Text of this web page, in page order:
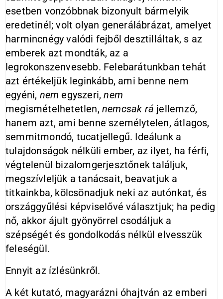
esetben vonzóbbnak bizonyult bármelyik
eredetinél; volt olyan generálábrázat, amelyet
harmincnégy valódi fejből desztilláltak, s az
emberek azt mondták, az a
legrokonszenvesebb. Felebarátunkban tehát
azt értékeljük leginkább, ami benne nem
egyéni, nem egyszeri,nem
megismételhetetlen, nemcsak rá jellemző,
hanem azt, ami benne személytelen, átlagos,
semmitmondó, tucatjellegű. Ideálunk a
tulajdonságok nélküli ember, az ilyet, ha férfi,
végtelenül bizalomgerjesztőnek találjuk,
megszívleljük a tanácsait, beavatjuk a
titkainkba, kölcsönadjuk neki az autónkat, és
országgyűlési képviselővé választjuk; ha pedig
nő, akkor ájult gyönyörrel csodáljuk a
szépségét és gondolkodás nélkül elvesszük
feleségül.
Ennyit az ízlésünkről.
A két kutató, magyarázni óhajtván az emberi